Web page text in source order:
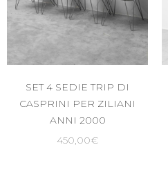
SET 4 SEDIE TRIP DI
CASPRINI PER ZILIANI
ANNI 2000
450,00€